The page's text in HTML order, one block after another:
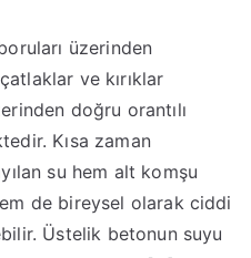
üzerinden
ve kırıklar
doğru orantılı
Kısa zaman
su hem alt komşu
de bireysel olarak ciddi
Üstelik betonun suyu